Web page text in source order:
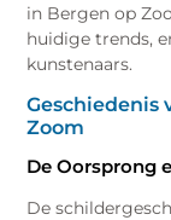
in Bergen op
huidige trends,
kunstenaars.
Geschiedenis
Zoom
De Oorsprong
De